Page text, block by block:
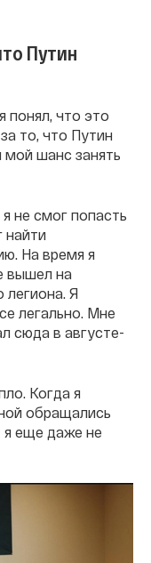
Путин
понял, что это
то, что Путин
шанс занять
не смог попасть
найти
На время я
вышел на
легиона. Я
легально. Мне
сюда в августе-
Когда я
обращались
я еще даже не